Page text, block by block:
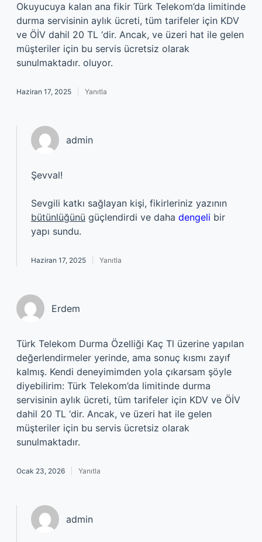
Okuyucuya kalan ana fikir Türk Telekom’da limitinde
durma servisinin aylık ücreti, tüm tarifeler için KDV
ve ÖİV dahil 20 TL ‘dir. Ancak, ve üzeri hat ile gelen
müşteriler için bu servis ücretsiz olarak
sunulmaktadır. oluyor.
Haziran 17, 2025 Yanıtla
admin
Şevval!
Sevgili katkı sağlayan kişi, fikirleriniz yazının
bütünlüğünü güçlendirdi ve daha dengeli bir
yapı sundu.
Haziran 17, 2025 Yanıtla
Erdem
Türk Telekom Durma Özelliği Kaç Tl üzerine yapılan
değerlendirmeler yerinde, ama sonuç kısmı zayıf
kalmış. Kendi deneyimimden yola çıkarsam şöyle
diyebilirim: Türk Telekom’da limitinde durma
servisinin aylık ücreti, tüm tarifeler için KDV ve ÖİV
dahil 20 TL ‘dir. Ancak, ve üzeri hat ile gelen
müşteriler için bu servis ücretsiz olarak
sunulmaktadır.
Ocak 23, 2026 Yanıtla
admin